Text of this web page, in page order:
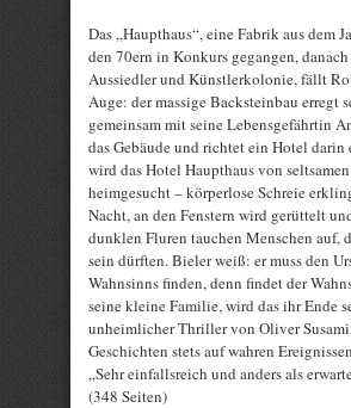
Das „Haupthaus“, eine Fabrik aus dem
den 70ern in Konkurs gegangen,
Aussiedler und Künstlerkolonie, fällt
Auge: der massige Backsteinbau erregt
gemeinsam mit seine Lebensgefährtin
das Gebäude und richtet ein Hotel darin
wird das Hotel Haupthaus von
heimgesucht – körperlose Schreie
Nacht, an den Fenstern wird gerüttelt
dunklen Fluren tauchen Menschen auf,
sein dürften. Bieler weiß: er muss den
Wahnsinns finden, denn findet der
seine kleine Familie, wird das ihr Ende
unheimlicher Thriller von Oliver
Geschichten stets auf wahren
„Sehr einfallsreich und anders als
(348 Seiten)